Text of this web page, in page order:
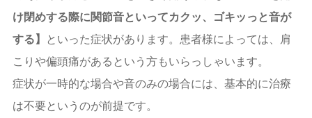
予防歯科
小児歯科
顎関節症
け閉めする際に関節音といってカクッ、ゴキッっと音が
する】
といった症状があります。患者様によっては、肩
こりや偏頭痛があるという方もいらっしゃいます。
症状が一時的な場合や音のみの場合には、基本的に治療
は不要というのが前提です。